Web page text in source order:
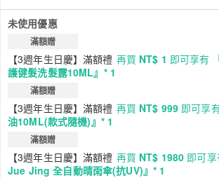
未使用優惠
滿額贈
【3週年生日慶】滿額禮 再買 NT$ 1 即可享有
護健髮洗髮露10ML』* 1
滿額贈
【3週年生日慶】滿額禮 再買 NT$ 999即可享
油10ML(款式隨機)』* 1
滿額贈
【3週年生日慶】滿額禮 再買 NT$ 1980 即可
Jue Jing 全自動晴雨傘(抗UV)』* 1